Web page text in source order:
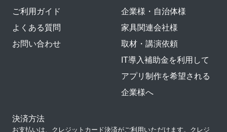
ご利用ガイド
よくある質問
お問い合わせ
企業様・自治体様
家具関連会社様
取材・講演依頼
IT導入補助金を利用して
アプリ制作を希望される
企業様へ
決済方法
お支払いは、クレジットカード決済がご利用いただけます。クレジ